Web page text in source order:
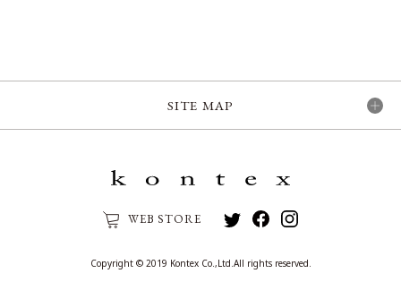
SITE MAP
WEB STORE
Copyright © 2019 Kontex Co.,Ltd.All rights reserved.